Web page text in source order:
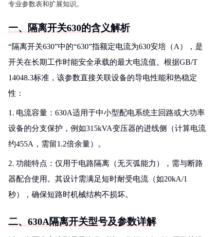
专业参数表和扩展知识。
一、隔离开关630的含义解析
“隔离开关630”中的“630”指额定电流为630安培（A），是
开关在长期工作时能安全承载的最大电流值。根据GB/T
14048.3标准，该参数直接关联设备的导电性能和热稳定
性：
1. 电流容量：630A适用于中小型配电系统主回路或大功率
设备的分支保护，例如315kVA变压器的进线侧（计算电流
约455A，需留1.2倍余量）。
2. 功能特点：仅用于电路隔离（无灭弧能力），需与断路
器配合使用。其设计需满足短时耐受电流（如20kA/1
秒），确保短路时机械结构不损坏。
二、630A隔离开关型号及参数详解